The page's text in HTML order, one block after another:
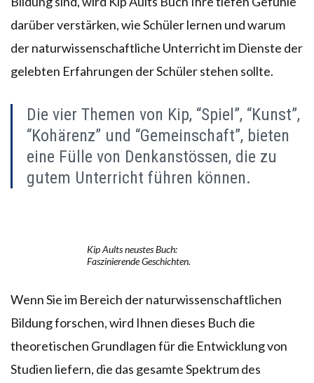
darüber verstärken, wie Schüler lernen und warum
der naturwissenschaftliche Unterricht im Dienste der
gelebten Erfahrungen der Schüler stehen sollte.
Die vier Themen von Kip, “Spiel”, “Kunst”,
“Kohärenz” und “Gemeinschaft”, bieten
eine Fülle von Denkanstössen, die zu
gutem Unterricht führen können.
Kip Aults neustes Buch:
Faszinierende Geschichten.
Wenn Sie im Bereich der naturwissenschaftlichen
Bildung forschen, wird Ihnen dieses Buch die
theoretischen Grundlagen für die Entwicklung von
Studien liefern, die das gesamte Spektrum des